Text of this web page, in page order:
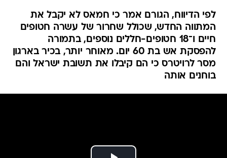
לפי הדיווח, הגורם אמר כי חמאס לא יקבל את
המתווה החדש, שכולל שחרור של עשרה חטופים
חיים ו־18 חטופים-חללים נוספים, בתמורה
להפסקת אש בת 60 יום. מאוחר יותר, בכיר בארגון
מסר לרויטרס כי הם קיבלו את תשובת ישראל והם
בוחנים אותה